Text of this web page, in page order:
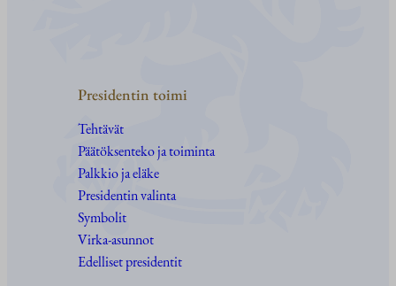
Presidentin toimi
Tehtävät
Päätöksenteko ja toiminta
Palkkio ja eläke
Presidentin valinta
Symbolit
Virka-asunnot
Edelliset presidentit